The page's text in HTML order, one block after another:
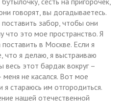
говорят, вы догадываетесь.
забор, чтобы они
что это мое пространство. Я
в Москве. Если я
что я делаю, я выстраиваю
весь этот бардак вокруг –
не касался. Вот мое
я стараюсь им отгородиться.
нашей отечественной